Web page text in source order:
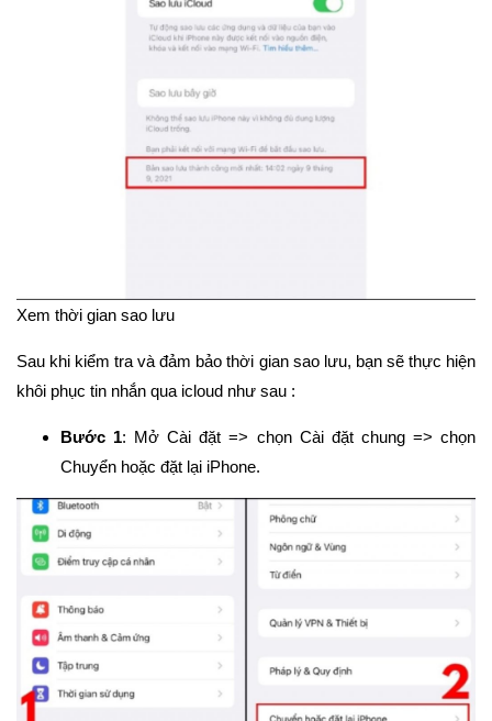
Xem thời gian sao lưu
Sau khi kiểm tra và đảm bảo thời gian sao lưu, bạn sẽ thực hiện
khôi phục tin nhắn qua icloud như sau :
Bước 1: Mở Cài đặt => chọn Cài đặt chung => chọn
Chuyển hoặc đặt lại iPhone.